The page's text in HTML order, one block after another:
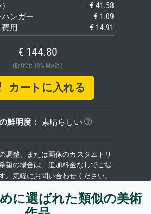
€ 41.58
ンガー
€ 1.09
用
€ 14.91
€ 144.80
(Enthält 19% MwSt.)
カートに入れる
鮮明度： 素晴らしい
調整、または画像のカスタムトリ
望の場合は、追加料金なしでご提
。気軽にお問い合わせください。
に選ばれた類似の美術